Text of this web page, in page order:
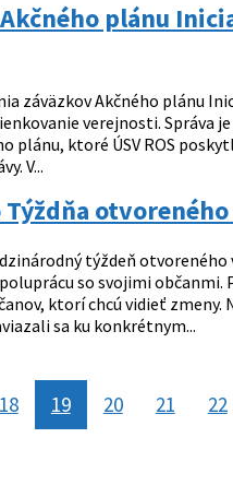
plánu
záväzkov Akčného plánu
verejnosti.
plánu, ktoré ÚSV ROS
V...
týždeň
so svojimi občanmi.
ktorí chcú vidieť zmeny.
sa ku konkrétnym...
18 19 20 21 22